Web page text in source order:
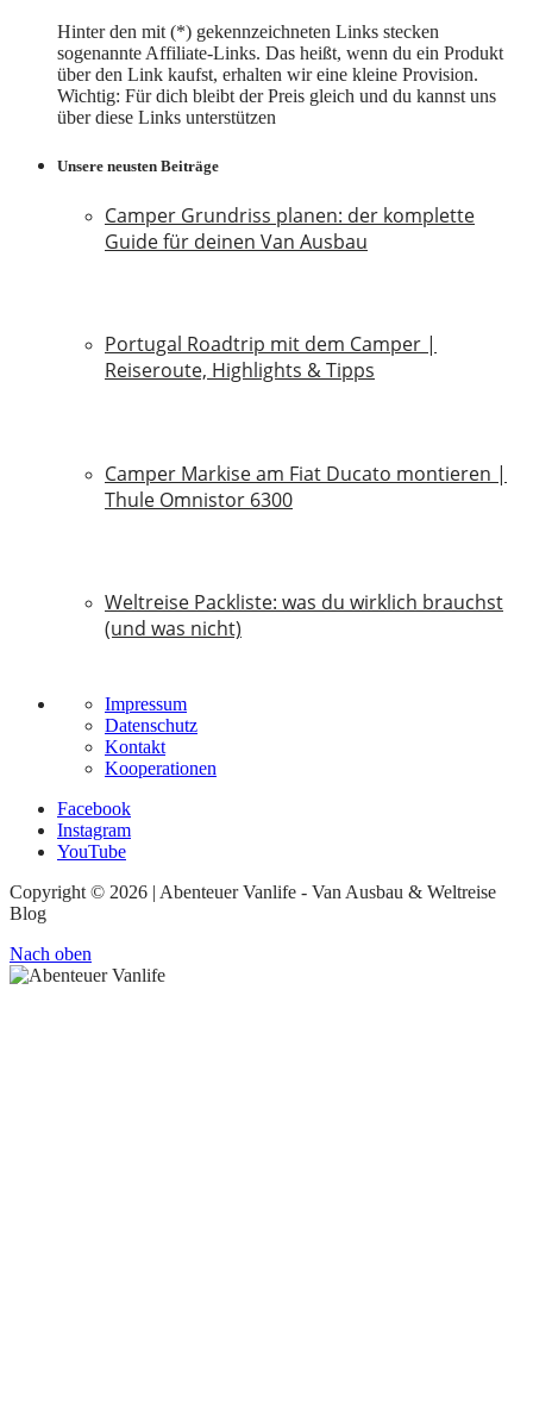
Hinter den mit (*) gekennzeichneten Links stecken
sogenannte Affiliate-Links. Das heißt, wenn du ein Produkt
über den Link kaufst, erhalten wir eine kleine Provision.
Wichtig: Für dich bleibt der Preis gleich und du kannst uns
über diese Links unterstützen
Unsere neusten Beiträge
Camper Grundriss planen: der komplette
Guide für deinen Van Ausbau
Portugal Roadtrip mit dem Camper |
Reiseroute, Highlights & Tipps
Camper Markise am Fiat Ducato montieren |
Thule Omnistor 6300
Weltreise Packliste: was du wirklich brauchst
(und was nicht)
Impressum
Datenschutz
Kontakt
Kooperationen
Facebook
Instagram
YouTube
Copyright © 2026 | Abenteuer Vanlife - Van Ausbau & Weltreise
Blog
Nach oben